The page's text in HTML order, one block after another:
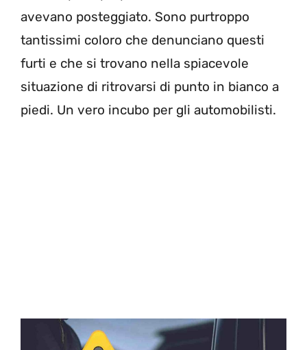
avevano posteggiato. Sono purtroppo
tantissimi coloro che denunciano questi
furti e che si trovano nella spiacevole
situazione di ritrovarsi di punto in bianco a
piedi. Un vero incubo per gli automobilisti.